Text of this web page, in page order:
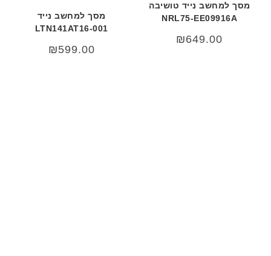
מסך למחשב נייד טושיבה
NRL75-EE09916A
₪649.00
מסך למחשב נייד
LTN141AT16-001
₪599.00